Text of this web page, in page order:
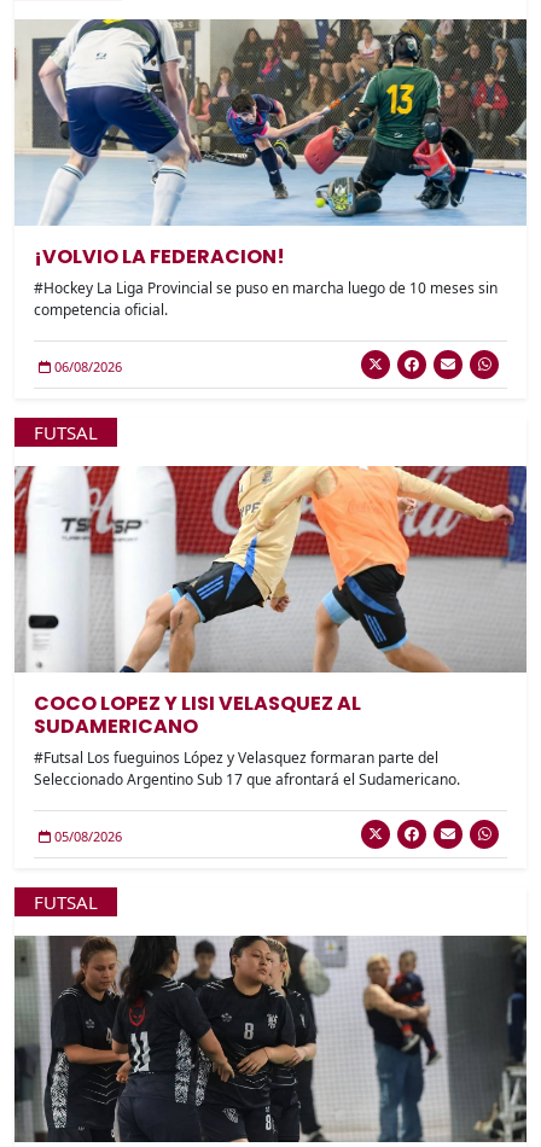
¡VOLVIO LA FEDERACION!
#Hockey La Liga Provincial se puso en marcha luego de 10 meses sin
competencia oficial.
06/08/2026
FUTSAL
COCO LOPEZ Y LISI VELASQUEZ AL
SUDAMERICANO
#Futsal Los fueguinos López y Velasquez formaran parte del
Seleccionado Argentino Sub 17 que afrontará el Sudamericano.
05/08/2026
FUTSAL